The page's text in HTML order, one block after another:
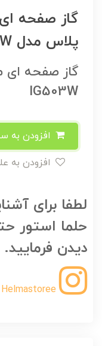
گاز صفحه
پلاس مدل IG503W
گاز صفحه
IG503W
لطفا برای
حلما استور
دیدن فرمایید.
Helmastoree